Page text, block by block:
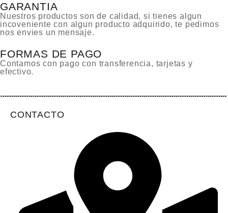
GARANTIA
Nuestros productos son de calidad, si tienes algun
incoveniente con algun producto adquirido, te pedimos
nos envies un mensaje.
FORMAS DE PAGO
Contamos con pago con transferencia, tarjetas y
efectivo.
CONTACTO